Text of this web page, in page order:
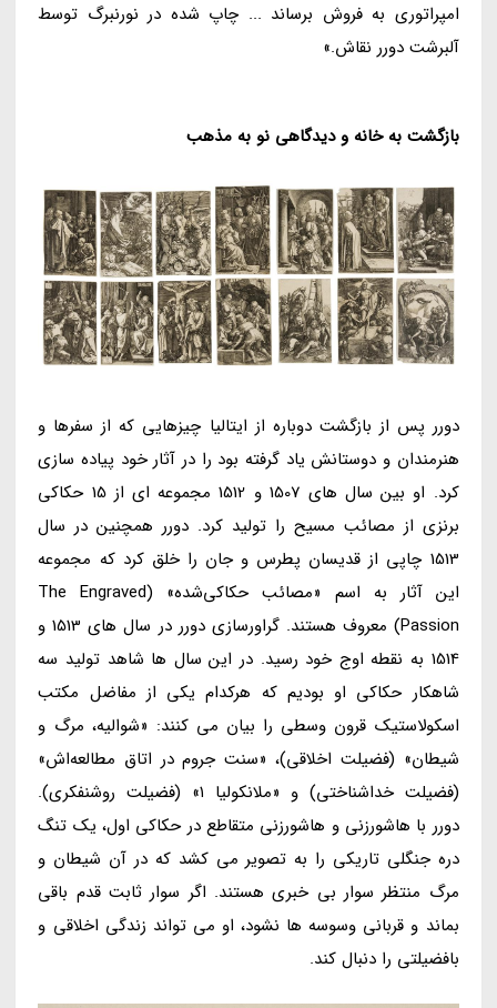
امپراتوری به فروش برساند ... چاپ شده در نورنبرگ توسط
آلبرشت دورر نقاش.»
بازگشت به خانه و دیدگاهی نو به مذهب
دورر پس از بازگشت دوباره از ایتالیا چیزهایی که از سفرها و
هنرمندان و دوستانش یاد گرفته بود را در آثار خود پیاده سازی
کرد. او بین سال های 1507 و 1512 مجموعه ای از 15 حکاکی
برنزی از مصائب مسیح را تولید کرد. دورر همچنین در سال
1513 چاپی از قدیسان پطرس و جان را خلق کرد که مجموعه
این آثار به اسم «مصائب حکاکی‌شده» (The Engraved
Passion) معروف هستند. گراورسازی دورر در سال های 1513 و
1514 به نقطه اوج خود رسید. در این سال ها شاهد تولید سه
شاهکار حکاکی او بودیم که هرکدام یکی از مفاضل مکتب
اسکولاستیک قرون وسطی را بیان می کنند: «شوالیه، مرگ و
شیطان» (فضیلت اخلاقی)، «سنت جروم در اتاق مطالعه‌اش»
(فضیلت خداشناختی) و «ملانکولیا ۱» (فضیلت روشنفکری).
دورر با هاشورزنی و هاشورزنی متقاطع در حکاکی اول، یک تنگ
دره جنگلی تاریکی را به تصویر می کشد که در آن شیطان و
مرگ منتظر سوار بی خبری هستند. اگر سوار ثابت قدم باقی
بماند و قربانی وسوسه ها نشود، او می تواند زندگی اخلاقی و
بافضیلتی را دنبال کند.